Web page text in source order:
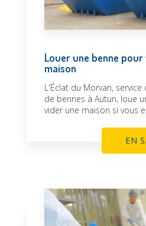
Louer une benne pour
maison
L'Éclat du Morvan,
de bennes à Autun, loue
vider une maison si vous
EN